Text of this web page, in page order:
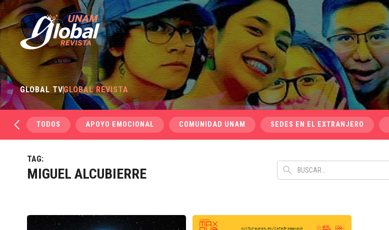
GLOBAL TVGLOBAL REVISTA
TODOS APOYO EMOCIONAL COMUNIDAD UNAM SEDES EN EL EXTRANJERO
TAG:
MIGUEL ALCUBIERRE